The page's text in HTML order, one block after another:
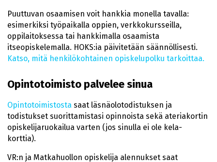
Puuttuvan osaamisen voit hankkia monella tavalla:
esimerkiksi työpaikalla oppien, verkkokursseilla,
oppilaitoksessa tai hankkimalla osaamista
itseopiskelemalla. HOKS:ia päivitetään säännöllisesti.
Katso, mitä henkilökohtainen opiskelupolku tarkoittaa.
Opintotoimisto palvelee sinua
Opintotoimistosta saat läsnäolotodistuksen ja
todistukset suorittamistasi opinnoista sekä ateriakortin
opiskelijaruokailua varten (jos sinulla ei ole kela-
korttia).
VR:n ja Matkahuollon opiskelija alennukset saat